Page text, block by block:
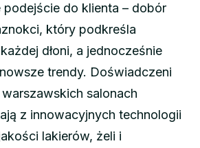
podejście do klienta – dobór
który podkreśla
dłoni, a jednocześnie
trendy. Doświadczeni
salonach
z innowacyjnych technologii
lakierów, żeli i